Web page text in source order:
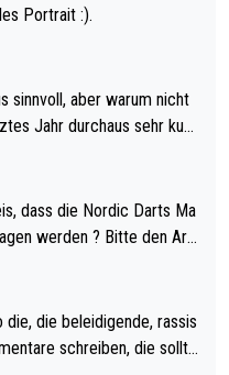
Portrait :).
sinnvoll, aber warum nicht
Qualifikation des Weltmei
war bei Archie Self letzt
Weltmeister durch
Mitchel sich das (in Ve
die PDC-WM als Zi
werden ? Bitte den Arti
die, die beleidigende, rassis
schreiben, die sollte